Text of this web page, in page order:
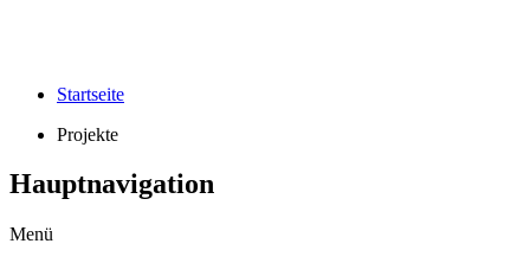
Startseite
Projekte
Hauptnavigation
Menü